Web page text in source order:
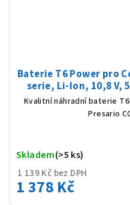
Baterie T6 Power pro
serie, Li-Ion, 10,8 V,
Kvalitní náhradní baterie
Presario
1 139 Kč bez DPH
1 378 Kč
Skladem(>5 ks)